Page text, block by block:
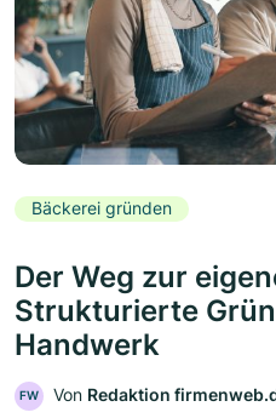
Bäckerei gründen
Der Weg zur
Strukturierte
Handwerk
FW Von Redaktion